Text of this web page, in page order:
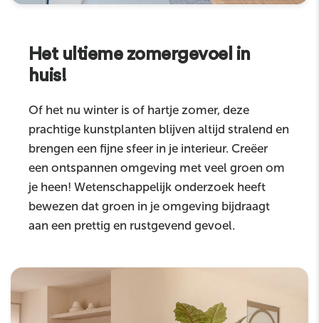
Het ultieme zomergevoel in
huis!
Of het nu winter is of hartje zomer, deze
prachtige kunstplanten blijven altijd stralend en
brengen een fijne sfeer in je interieur. Creëer
een ontspannen omgeving met veel groen om
je heen! Wetenschappelijk onderzoek heeft
bewezen dat groen in je omgeving bijdraagt
aan een prettig en rustgevend gevoel.